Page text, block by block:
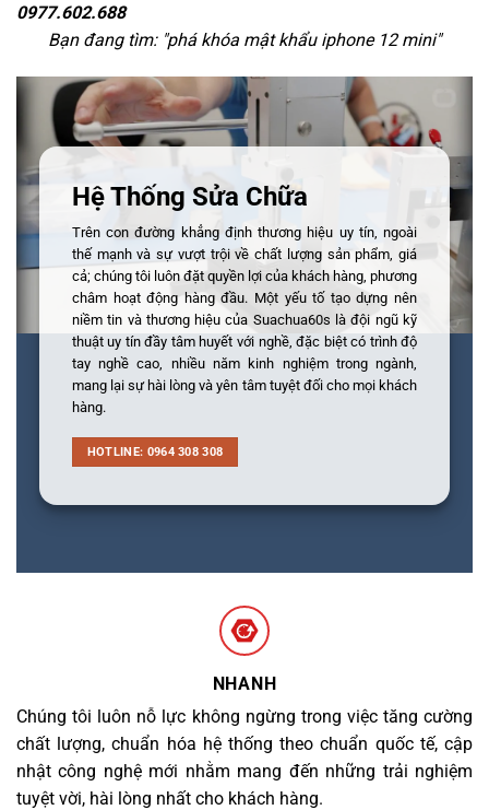
0977.602.688
Bạn đang tìm: "phá khóa mật khẩu iphone 12 mini"
Hệ Thống Sửa Chữa
Trên con đường khẳng định thương hiệu uy tín, ngoài
thế mạnh và sự vượt trội về chất lượng sản phẩm, giá
cả; chúng tôi luôn đặt quyền lợi của khách hàng, phương
châm hoạt động hàng đầu. Một yếu tố tạo dựng nên
niềm tin và thương hiệu của Suachua60s là đội ngũ kỹ
thuật uy tín đầy tâm huyết với nghề, đặc biệt có trình độ
tay nghề cao, nhiều năm kinh nghiệm trong ngành,
mang lại sự hài lòng và yên tâm tuyệt đối cho mọi khách
hàng.
HOTLINE: 0964 308 308
NHANH
Chúng tôi luôn nỗ lực không ngừng trong việc tăng cường
chất lượng, chuẩn hóa hệ thống theo chuẩn quốc tế, cập
nhật công nghệ mới nhằm mang đến những trải nghiệm
tuyệt vời, hài lòng nhất cho khách hàng.